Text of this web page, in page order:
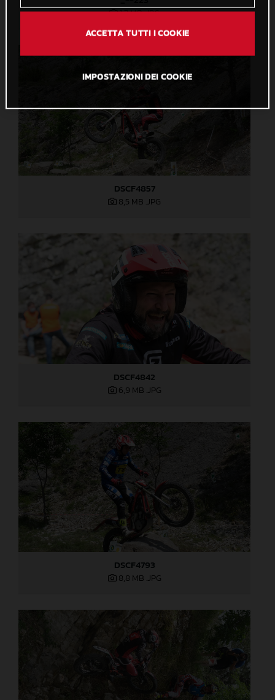
1,7 MB.JPG
DSCF4857
8,5 MB .JPG
DSCF4842
6,9 MB .JPG
DSCF4793
8,8 MB .JPG
ACCETTA TUTTI I COOKIE
IMPOSTAZIONI DEI COOKIE